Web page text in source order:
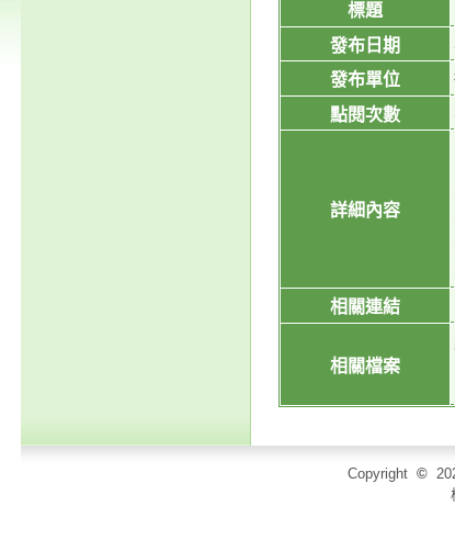
標題
發布日期
發布單位
點閱次數
詳細內容
相關連結
相關檔案
Copyright ©